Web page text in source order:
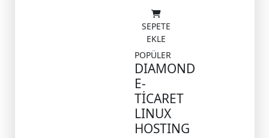
SEPETE
EKLE
POPÜLER
DIAMOND
E-
TİCARET
LINUX
HOSTING